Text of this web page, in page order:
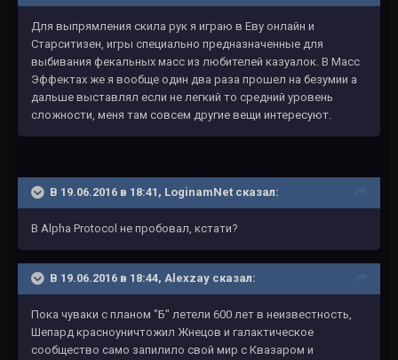
Для выпрямления скила рук я играю в Еву онлайн и
Старситизен, игры специально предназначенные для
выбивания фекальных масс из любителей казуалок. В Масс
Эффектах же я вообще один два раза прошел на безумии а
дальше выставлял если не легкий то средний уровень
сложности, меня там совсем другие вещи интересуют.
В 19.06.2016 в 18:41, LoginamNet сказал:
В Alpha Protocol не пробовал, кстати?
В 19.06.2016 в 18:44, Alexzay сказал:
Пока чуваки с планом "Б" летели 600 лет в неизвестность,
Шепард красноуничтожил Жнецов и галактическое
сообщество само запилило свой мир с Квазаром и